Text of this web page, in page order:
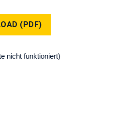
(PDF)
nicht funktioniert)